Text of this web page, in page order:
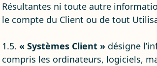
Résultantes ni toute autre
le compte du Client ou de tout
1.5. « Systèmes Client » désigne
compris les ordinateurs, logiciels,